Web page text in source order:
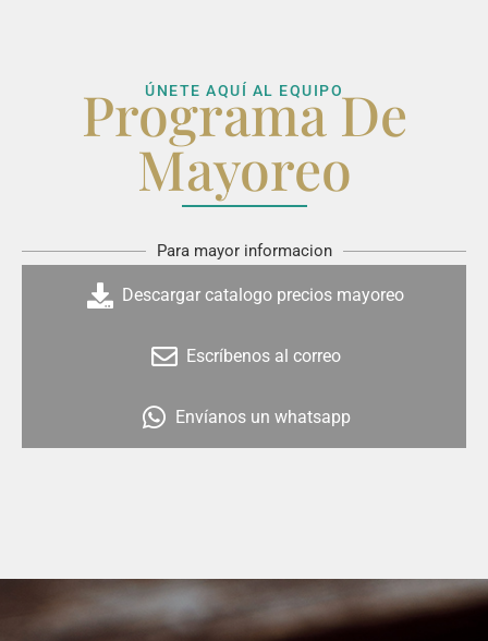
ÚNETE AQUÍ AL EQUIPO
Programa De
Mayoreo
Para mayor informacion
Descargar catalogo precios mayoreo
Escríbenos al correo
Envíanos un whatsapp